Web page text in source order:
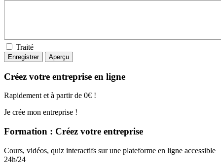
Traité
Créez votre entreprise en ligne
Rapidement et à partir de 0€ !
Je crée mon entreprise !
Formation : Créez votre entreprise
Cours, vidéos, quiz interactifs sur une plateforme en ligne accessible
24h/24